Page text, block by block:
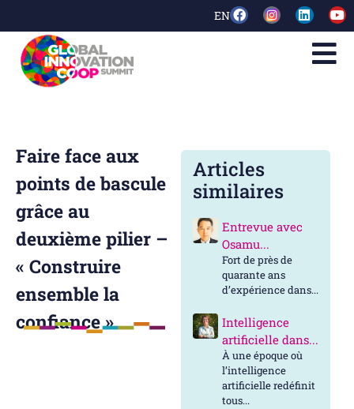
EN
Faire face aux
points de bascule
grâce au
deuxième pilier –
« Construire
ensemble la
confiance »
Articles
similaires
Entrevue avec
Osamu...
Fort de près de
quarante ans
d’expérience dans...
Intelligence
artificielle dans...
À une époque où
l’intelligence
artificielle redéfinit
tous...